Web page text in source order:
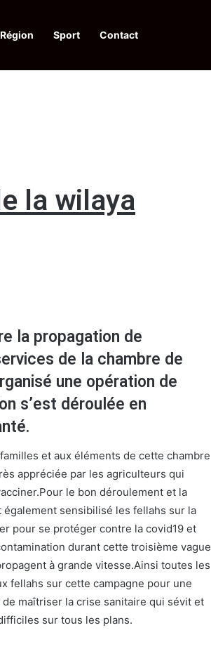
Région Sport Contact
la wilaya
la propagation de
de la chambre de
une opération de
s’est déroulée en
et aux éléments de cette chambre
appréciée par les agriculteurs qui
le bon déroulement et la
sensibilisé les fellahs sur la
pour se protéger contre la covid19 et
durant cette troisième vague
à grande vitesse.Ainsi toutes les
fellahs sur cette campagne pour une
maîtriser la crise sanitaire qui sévit et
sur tous les plans.